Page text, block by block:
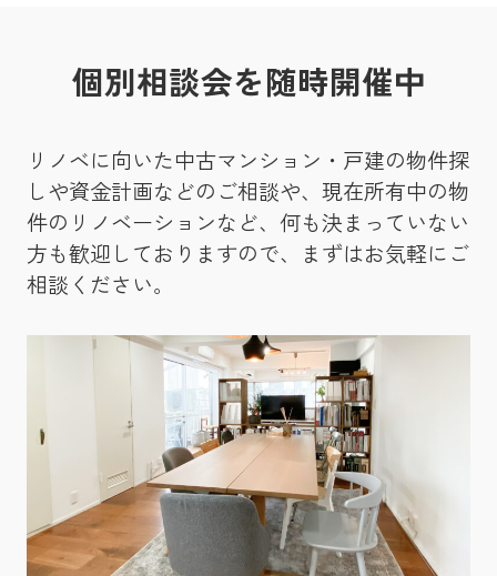
個別相談会を随時開催中
リノベに向いた中古マンション・戸建の物件探
しや資金計画などのご相談や、現在所有中の物
件のリノベーションなど、何も決まっていない
方も歓迎しておりますので、まずはお気軽にご
相談ください。